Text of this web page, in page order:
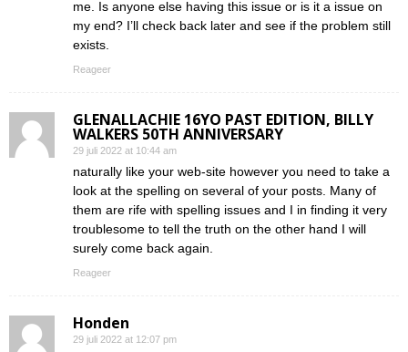
me. Is anyone else having this issue or is it a issue on
my end? I’ll check back later and see if the problem still
exists.
Reageer
GLENALLACHIE 16YO PAST EDITION, BILLY
WALKERS 50TH ANNIVERSARY
29 juli 2022 at 10:44 am
naturally like your web-site however you need to take a
look at the spelling on several of your posts. Many of
them are rife with spelling issues and I in finding it very
troublesome to tell the truth on the other hand I will
surely come back again.
Reageer
Honden
29 juli 2022 at 12:07 pm